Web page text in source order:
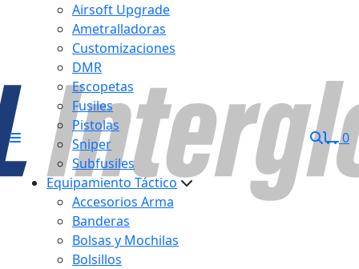
Airsoft Upgrade
Ametralladoras
Customizaciones
DMR
Escopetas
Fusiles
Pistolas
Sniper
Subfusiles
Equipamiento Táctico
Accesorios Arma
Banderas
Bolsas y Mochilas
Bolsillos
0